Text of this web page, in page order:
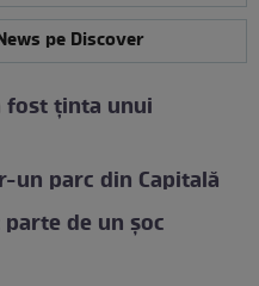
pe Discover
fost ținta unui
parc din Capitală
de un șoc